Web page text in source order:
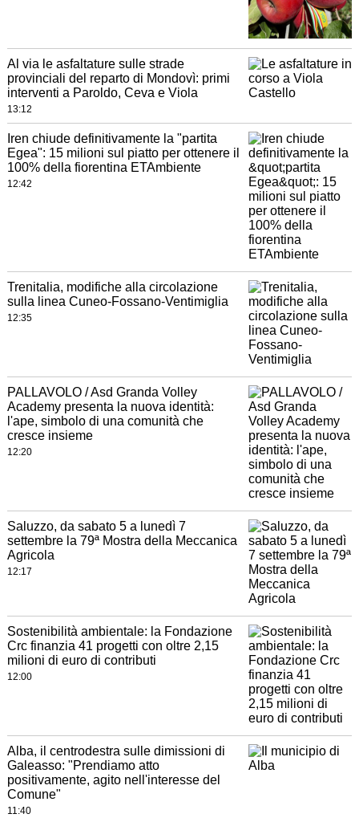
Al via le asfaltature sulle strade
provinciali del reparto di Mondovì: primi
interventi a Paroldo, Ceva e Viola
13:12
Iren chiude definitivamente la "partita
Egea": 15 milioni sul piatto per ottenere il
100% della fiorentina ETAmbiente
12:42
Trenitalia, modifiche alla circolazione
sulla linea Cuneo-Fossano-Ventimiglia
12:35
PALLAVOLO / Asd Granda Volley
Academy presenta la nuova identità:
l'ape, simbolo di una comunità che
cresce insieme
12:20
Saluzzo, da sabato 5 a lunedì 7
settembre la 79ª Mostra della Meccanica
Agricola
12:17
Sostenibilità ambientale: la Fondazione
Crc finanzia 41 progetti con oltre 2,15
milioni di euro di contributi
12:00
Alba, il centrodestra sulle dimissioni di
Galeasso: "Prendiamo atto
positivamente, agito nell'interesse del
Comune"
11:40